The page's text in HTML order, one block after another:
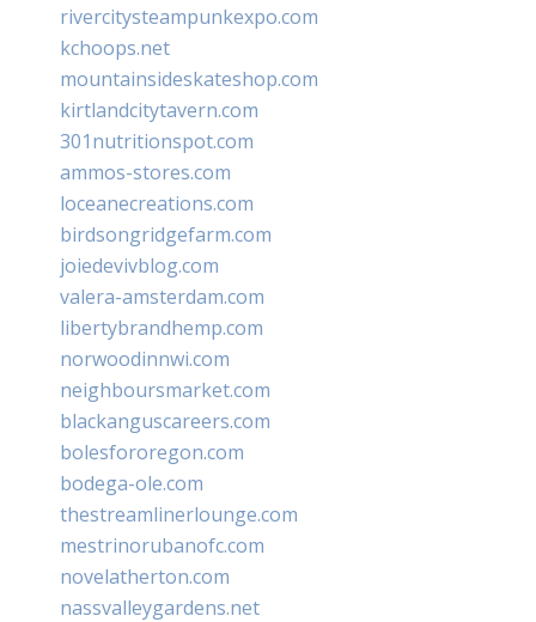
rivercitysteampunkexpo.com
kchoops.net
mountainsideskateshop.com
kirtlandcitytavern.com
301nutritionspot.com
ammos-stores.com
loceanecreations.com
birdsongridgefarm.com
joiedevivblog.com
valera-amsterdam.com
libertybrandhemp.com
norwoodinnwi.com
neighboursmarket.com
blackanguscareers.com
bolesfororegon.com
bodega-ole.com
thestreamlinerlounge.com
mestrinorubanofc.com
novelatherton.com
nassvalleygardens.net